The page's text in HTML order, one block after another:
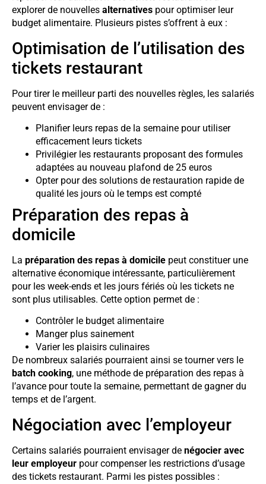
explorer de nouvelles alternatives pour optimiser leur
budget alimentaire. Plusieurs pistes s’offrent à eux :
Optimisation de l’utilisation des
tickets restaurant
Pour tirer le meilleur parti des nouvelles règles, les salariés
peuvent envisager de :
Planifier leurs repas de la semaine pour utiliser
efficacement leurs tickets
Privilégier les restaurants proposant des formules
adaptées au nouveau plafond de 25 euros
Opter pour des solutions de restauration rapide de
qualité les jours où le temps est compté
Préparation des repas à
domicile
La préparation des repas à domicile peut constituer une
alternative économique intéressante, particulièrement
pour les week-ends et les jours fériés où les tickets ne
sont plus utilisables. Cette option permet de :
Contrôler le budget alimentaire
Manger plus sainement
Varier les plaisirs culinaires
De nombreux salariés pourraient ainsi se tourner vers le
batch cooking, une méthode de préparation des repas à
l’avance pour toute la semaine, permettant de gagner du
temps et de l’argent.
Négociation avec l’employeur
Certains salariés pourraient envisager de négocier avec
leur employeur pour compenser les restrictions d’usage
des tickets restaurant. Parmi les pistes possibles :